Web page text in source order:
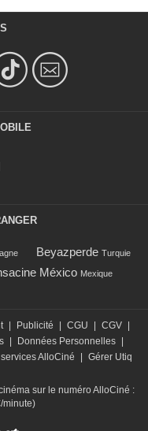
Beyazperde Turquie
México Mexique
| Publicité | CGU | CGV |
| Données Personnelles |
AlloCiné | Gérer Utiq
sur le numéro AlloCiné :